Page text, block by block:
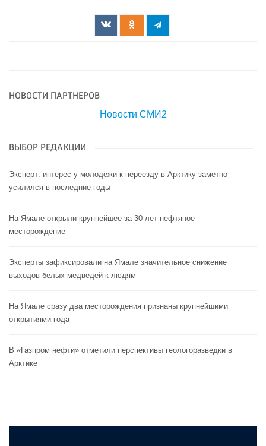
НОВОСТИ ПАРТНЕРОВ
Новости СМИ2
ВЫБОР РЕДАКЦИИ
Эксперт: интерес у молодежи к переезду в Арктику заметно
усилился в последние годы
На Ямале открыли крупнейшее за 30 лет нефтяное
месторождение
Эксперты зафиксировали на Ямале значительное снижение
выходов белых медведей к людям
На Ямале сразу два месторождения признаны крупнейшими
открытиями года
В «Газпром нефти» отметили перспективы геологоразведки в
Арктике